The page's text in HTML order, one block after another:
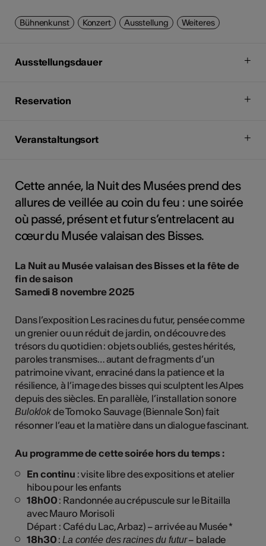
Bühnenkunst Konzert Ausstellung Weiteres
Ausstellungsdauer
Reservation
Veranstaltungsort
Cette année, la Nuit des Musées prend des
allures de veillée au coin du feu : une soirée
où passé, présent et futur s’entrelacent au
cœur du Musée valaisan des Bisses.
La Nuit au Musée valaisan des Bisses et la fête de
fin de saison
Samedi 8 novembre 2025
Dans l’exposition Les racines du futur, pensée comme
un grenier ou un réduit de jardin, on découvre des
trésors du quotidien : objets oubliés, gestes hérités,
paroles transmises… autant de fragments d’un
patrimoine vivant, enraciné dans la patience et la
résilience, à l’image des bisses qui sculptent les Alpes
depuis des siècles. En parallèle, l’installation sonore
Buloklokde Tomoko Sauvage (Biennale Son) fait
résonner l’eau et la matière dans un dialogue fascinant.
Au programme de cette soirée hors du temps :
En continu : visite libre des expositions et atelier
hibou pour les enfants
18h00 : Randonnée au crépuscule sur le Bitailla
avec Mauro Morisoli
Départ : Café du Lac, Arbaz) – arrivée au Musée *
18h30 :La contée des racines du futur– balade